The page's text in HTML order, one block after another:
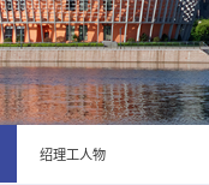
绍理工人物